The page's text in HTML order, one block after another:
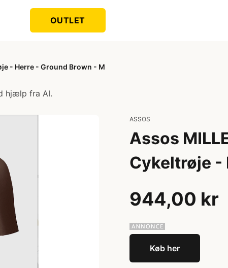
OUTLET
- Herre - Ground Brown - M
hjælp fra AI.
ASSOS
Assos
Cykeltrøje -
944,00 kr
Køb her